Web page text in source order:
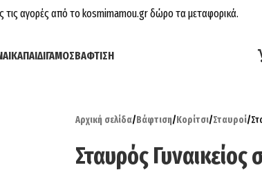
τις αγορές από το kosmimamou.gr δώρο τα μεταφορικά.
ΠΑΙΔΊΓΆΜΟΣΒΆΦΤΙΣΗ
Αρχική σελίδα/Βάφτιση/Κορίτσι/Σταυροί/
Σταυρός